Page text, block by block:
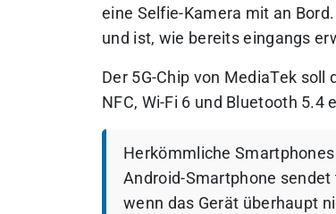
eine Selfie-Kamera mit an
und ist, wie bereits eingangs
Der 5G-Chip von MediaTek
NFC, Wi-Fi 6 und Bluetooth
Herkömmliche
Android-Smartphone
wenn das Gerät überhaupt